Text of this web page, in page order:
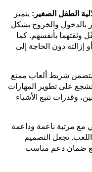
الطفل الصغير: يتميز
بالدخول والخروج بشكل
وثقتهما بأنفسهم. كما
إزالته دون الحاجة إلى
يتضمن شريط ألعاب ممتع
على تطوير المهارات
وقدرات تتبع الأشياء
مع مرتبة ناعمة وداعمة
تجعل التصميم
مع ضمان دعم مناسب